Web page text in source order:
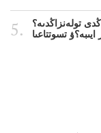
تولەنزاڭدىە؟